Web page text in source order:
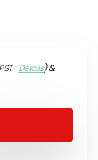
Details)&